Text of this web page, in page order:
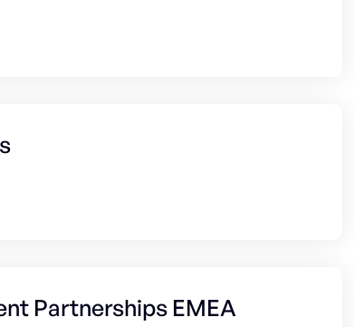
Partnerships EMEA